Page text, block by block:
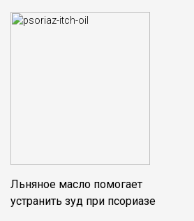
Льняное масло помогает
устранить зуд при псориазе